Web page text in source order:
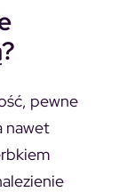
pewne
nawet